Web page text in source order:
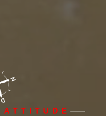
ATTITUDE